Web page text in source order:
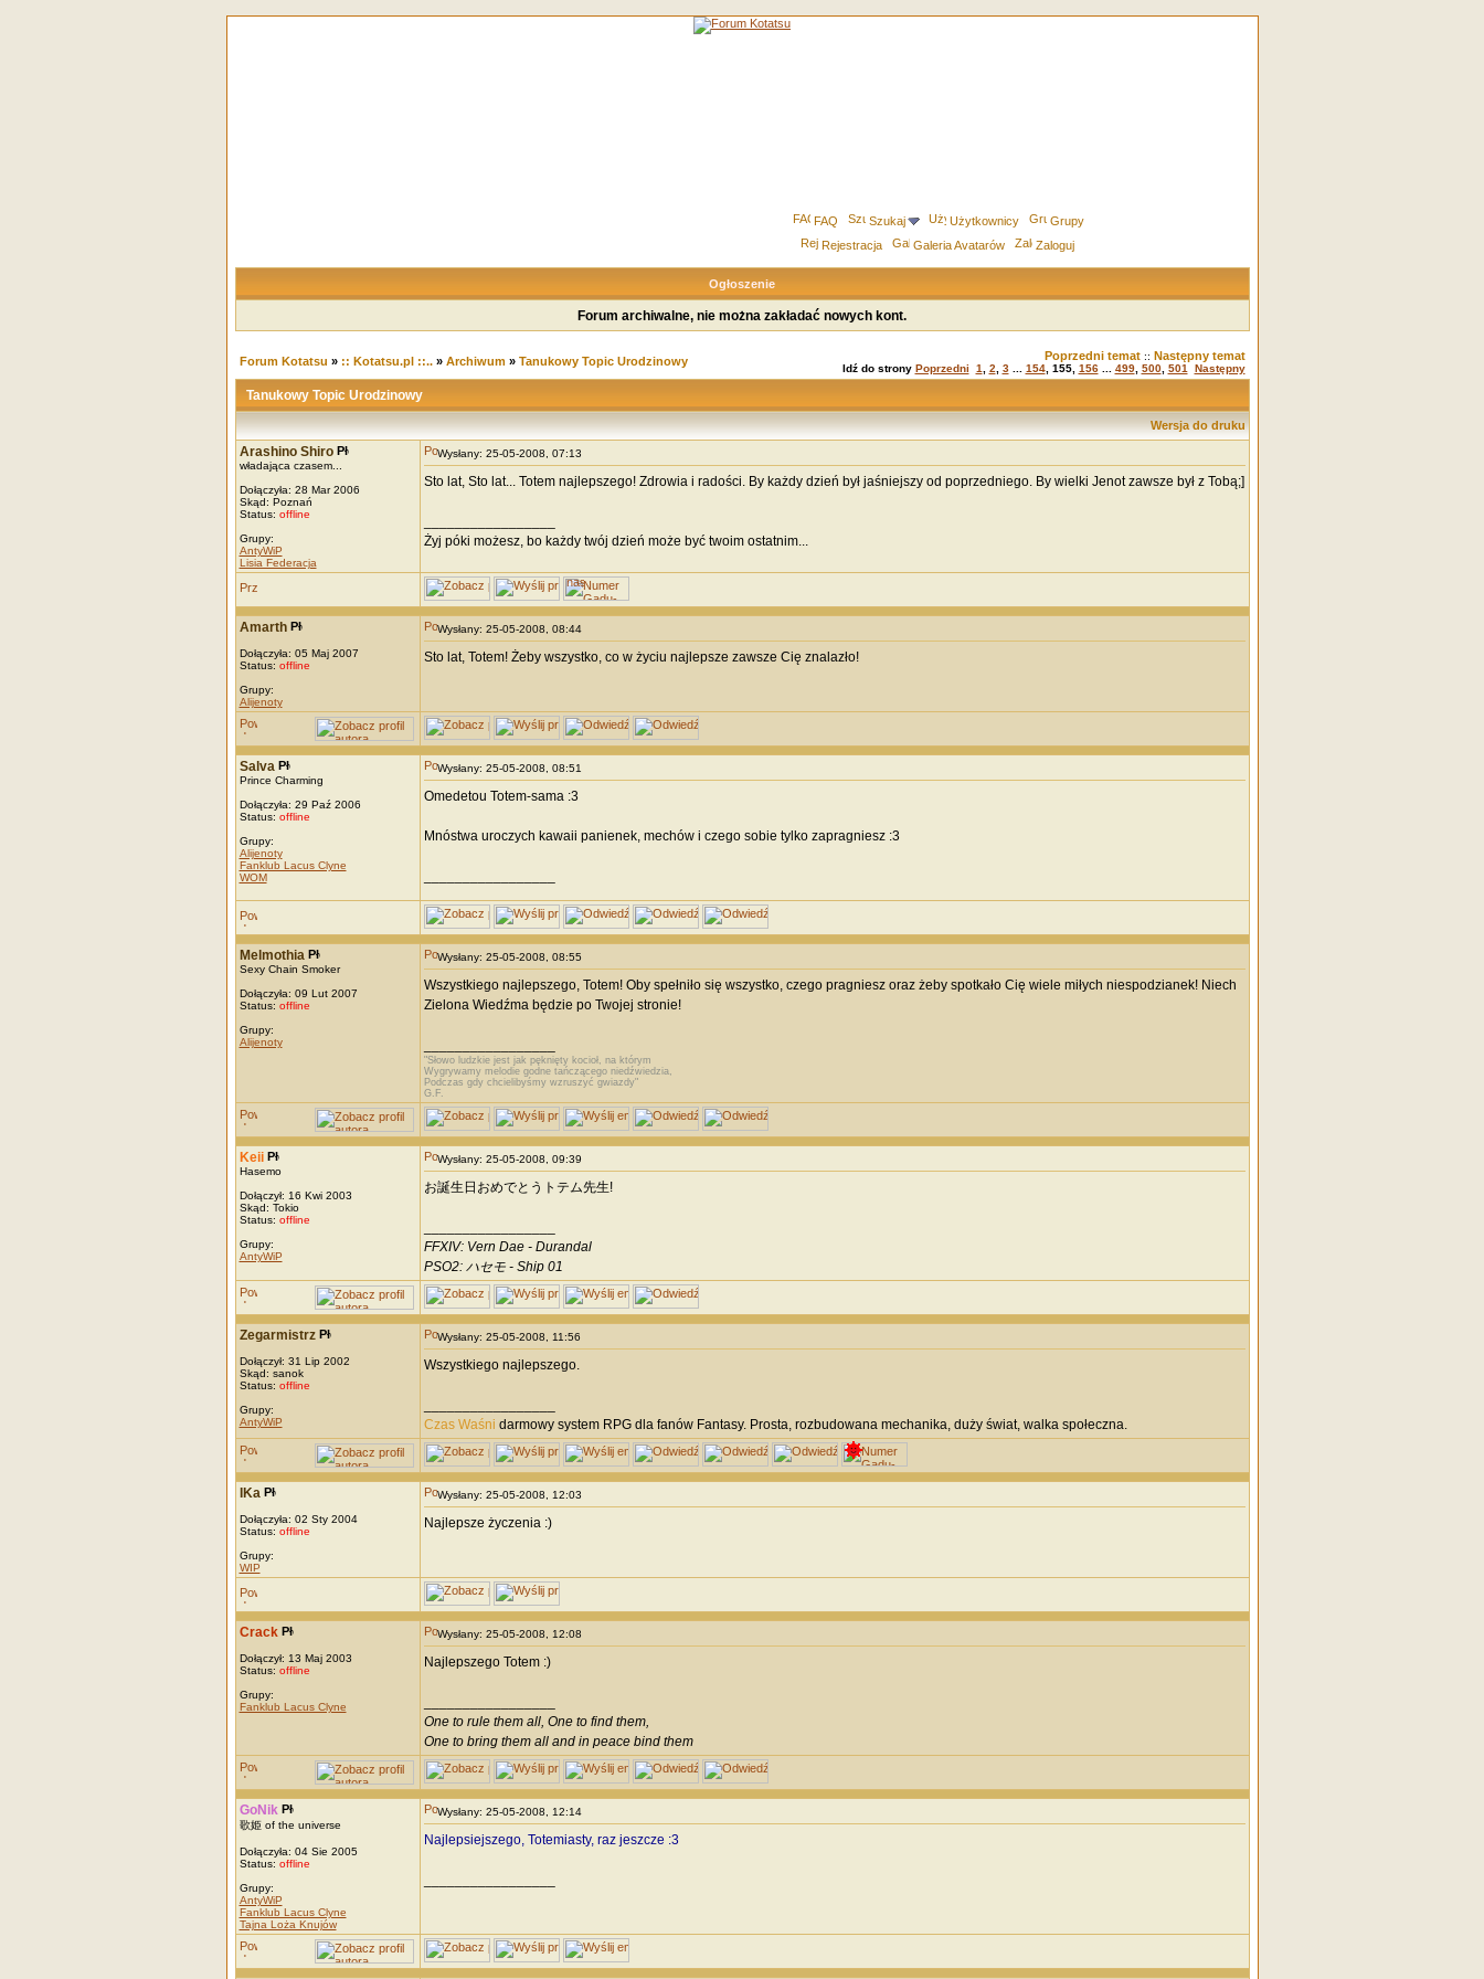
FAQ Szukaj Użytkownicy
Grupy
Rejestracja
Galeria Avatarów Zaloguj
Ogłoszenie
Forum archiwalne, nie można zakładać nowych kont.
Forum Kotatsu » :: Kotatsu.pl ::..» Archiwum» Tanukowy Topic Urodzinowy Poprzedni temat:: Następny temat
Idź do strony Poprzedni 1 2 3... 154, 155, 156... 499, 500, 501 Następny
Tanukowy Topic Urodzinowy
Wersja do druku
Arashino Shiro
władająca czasem...
Dołączyła: 28 Mar 2006
Skąd: Poznań
Status: offline
Grupy:
AntyWiP
Lisia Federacja
Wysłany: 25-05-2008, 07:13
Sto lat, Sto lat... Totem najlepszego! Zdrowia i radości. By każdy dzień był jaśniejszy od poprzedniego. By wielki Jenot zawsze był z Tobą;]
Żyj póki możesz, bo każdy twój dzień może być twoim ostatnim...
Amarth
Dołączyła: 05 Maj 2007
Status: offline
Grupy:
Alijenoty
Wysłany: 25-05-2008, 08:44
Sto lat, Totem! Żeby wszystko, co w życiu najlepsze zawsze Cię znalazło!
Salva
Prince Charming
Dołączyła: 29 Paź 2006
Status: offline
Grupy:
Alijenoty
Fanklub Lacus Clyne
WOM
Wysłany: 25-05-2008, 08:51
Omedetou Totem-sama :3
Mnóstwa uroczych kawaii panienek, mechów i czego sobie tylko zapragniesz :3
Melmothia
Sexy Chain Smoker
Dołączyła: 09 Lut 2007
Status: offline
Grupy:
Alijenoty
Wysłany: 25-05-2008, 08:55
Wszystkiego najlepszego, Totem! Oby spełniło się wszystko, czego pragniesz oraz żeby spotkało Cię wiele miłych niespodzianek! Niech
Zielona Wiedźma będzie po Twojej stronie!
"Słowo ludzkie jest jak pęknięty kocioł, na którym
Wygrywamy melodie godne tańczącego niedźwiedzia,
Podczas gdy chcielibyśmy wzruszyć gwiazdy"
G.F.
Keii
Hasemo
Dołączył: 16 Kwi 2003
Skąd: Tokio
Status: offline
Grupy:
AntyWiP
Wysłany: 25-05-2008, 09:39
お誕生日おめでとうトテム先生!
FFXIV: Vern Dae - Durandal
PSO2: ハセモ - Ship 01
Zegarmistrz
Dołączył: 31 Lip 2002
Skąd: sanok
Status: offline
Grupy:
AntyWiP
Wysłany: 25-05-2008, 11:56
Wszystkiego najlepszego.
Czas Waśni darmowy system RPG dla fanów Fantasy. Prosta, rozbudowana mechanika, duży świat, walka społeczna.
IKa
Dołączyła: 02 Sty 2004
Status: offline
Grupy:
WIP
Wysłany: 25-05-2008, 12:03
Najlepsze życzenia :)
Crack
Dołączył: 13 Maj 2003
Status: offline
Grupy:
Fanklub Lacus Clyne
Wysłany: 25-05-2008, 12:08
Najlepszego Totem :)
One to rule them all, One to find them,
One to bring them all and in peace bind them
GoNik
歌姫 of the universe
Dołączyła: 04 Sie 2005
Status: offline
Grupy:
AntyWiP
Fanklub Lacus Clyne
Tajna Loża Knujów
Wysłany: 25-05-2008, 12:14
Najlepsiejszego, Totemiasty, raz jeszcze :3